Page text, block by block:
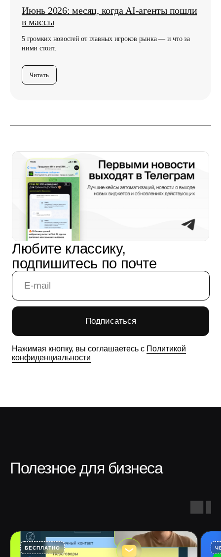
Июнь 2026: месяц, когда AI-агенты пошли
в массы
5 громких новостей от главных игроков рынка — и что за
ними стоит.
Читать
Полезное для бизнеса
БЕСПЛАТНО